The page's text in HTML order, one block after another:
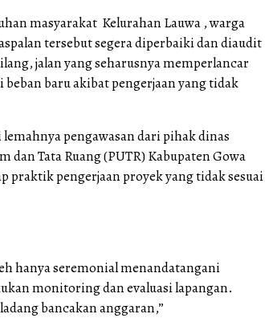
masyarakat Kelurahan Lauwa , warga
tersebut segera diperbaiki dan diaudit
jalan yang seharusnya memperlancar
baru akibat pengerjaan yang tidak
pengawasan dari pihak dinas
dan Tata Ruang (PUTR) Kabupaten Gowa
praktik pengerjaan proyek yang tidak sesuai
hanya seremonial menandatangani
monitoring dan evaluasi lapangan.
bancakan anggaran,”